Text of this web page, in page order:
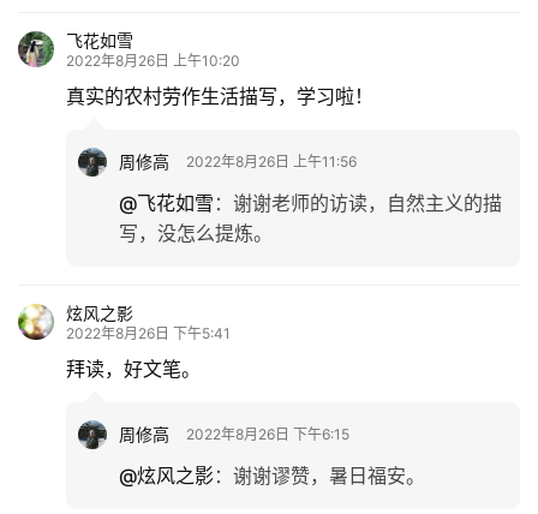
飞花如雪
2022年8月26日 上午10:20
真实的农村劳作生活描写，学习啦！
周修高 2022年8月26日 上午11:56
@飞花如雪 ： 谢谢老师的访读，自然主义的描
写，没怎么提炼。
炫风之影
2022年8月26日 下午5:41
拜读，好文笔。
周修高 2022年8月26日 下午6:15
@炫风之影： 谢谢谬赞，暑日福安。